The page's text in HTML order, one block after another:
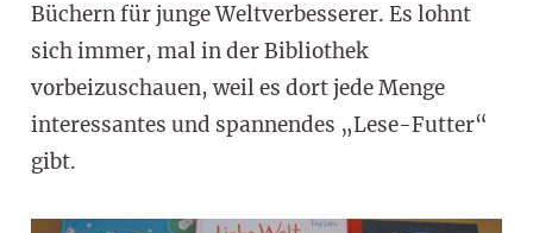
Büchern für junge Weltverbesserer. Es lohnt
sich immer, mal in der Bibliothek
vorbeizuschauen, weil es dort jede Menge
interessantes und spannendes „Lese-Futter“
gibt.